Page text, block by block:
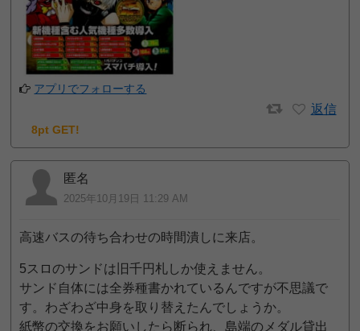
アプリでフォローする
返信
8pt GET!
匿名
2025年10月19日 11:29 AM
高速バスの待ち合わせの時間潰しに来店。
5スロのサンドは旧千円札しか使えません。
サンド自体には全券種書かれているんですが不思議で
す。わざわざ中身を取り替えたんでしょうか。
紙幣の交換をお願いしたら断られ、島端のメダル貸出